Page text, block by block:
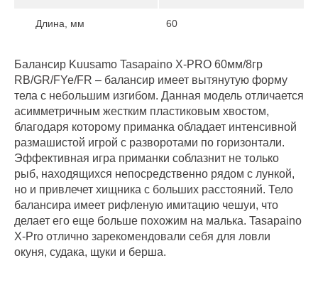
Длина, мм 60
Балансир Kuusamo Tasapaino X-PRO 60мм/8гр
RB/GR/FYe/FR – балансир имеет вытянутую форму
тела с небольшим изгибом. Данная модель отличается
асимметричным жестким пластиковым хвостом,
благодаря которому приманка обладает интенсивной
размашистой игрой с разворотами по горизонтали.
Эффективная игра приманки соблазнит не только
рыб, находящихся непосредственно рядом с лункой,
но и привлечет хищника с больших расстояний. Тело
балансира имеет рифленую имитацию чешуи, что
делает его еще больше похожим на малька. Tasapaino
X-Pro отлично зарекомендовали себя для ловли
окуня, судака, щуки и берша.